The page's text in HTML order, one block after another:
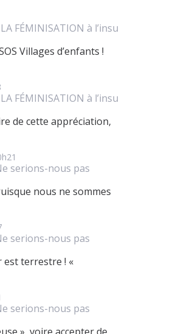
FÉMINISATION à l’insu
Villages d’enfants !
FÉMINISATION à l’insu
de cette appréciation,
serions-nous pas
nous ne sommes
serions-nous pas
est terrestre ! «
serions-nous pas